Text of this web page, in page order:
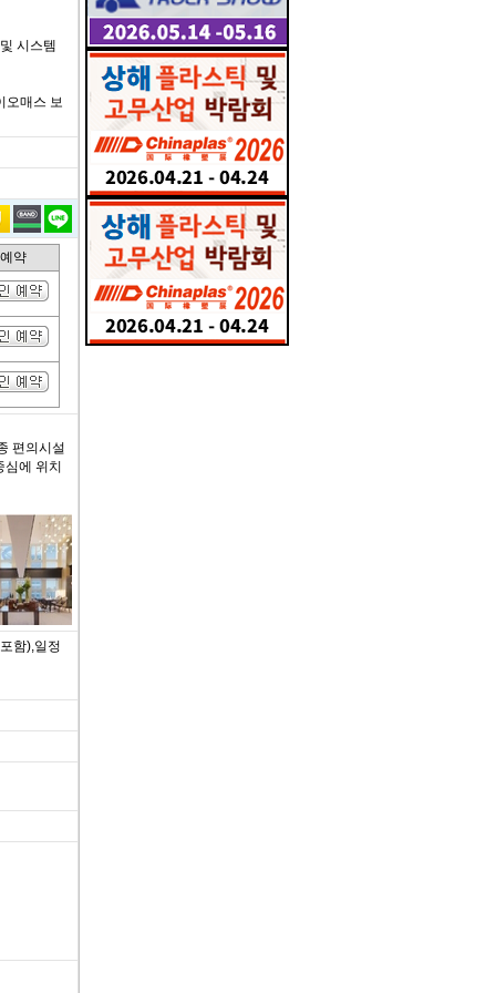
시스템
오매스 보
약
편의시설
에 위치
함),일정